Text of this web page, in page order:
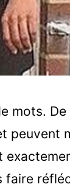
mots.
peuvent